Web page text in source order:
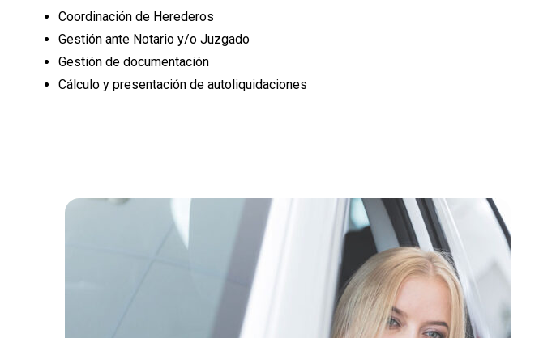
Coordinación de Herederos
Gestión ante Notario y/o Juzgado
Gestión de documentación
Cálculo y presentación de autoliquidaciones